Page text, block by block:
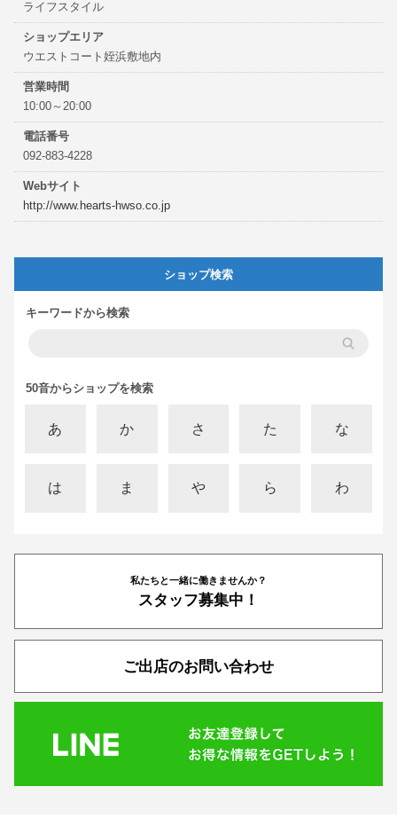
ライフスタイル
ショップエリア
ウエストコート姪浜敷地内
営業時間
10:00～20:00
電話番号
092-883-4228
Webサイト
http://www.hearts-hwso.co.jp
ショップ検索
キーワードから検索
50音からショップを検索
あ か さ た な
は ま や ら わ
私たちと一緒に働きませんか？
スタッフ募集中！
ご出店のお問い合わせ